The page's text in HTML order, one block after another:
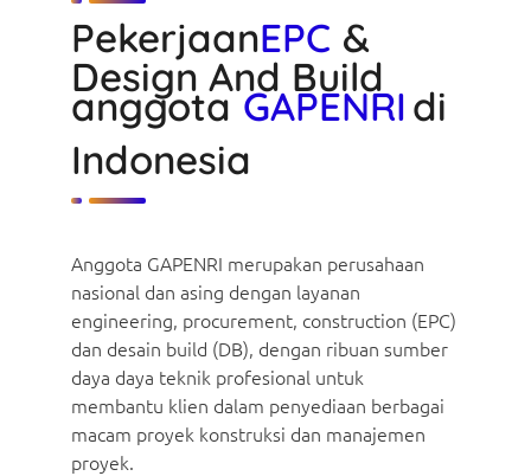
PekerjaanEPC &
Design And Build
anggota GAPENRIdi
Indonesia
Anggota GAPENRI merupakan perusahaan
nasional dan asing dengan layanan
engineering, procurement, construction (EPC)
dan desain build (DB), dengan ribuan sumber
daya daya teknik profesional untuk
membantu klien dalam penyediaan berbagai
macam proyek konstruksi dan manajemen
proyek.